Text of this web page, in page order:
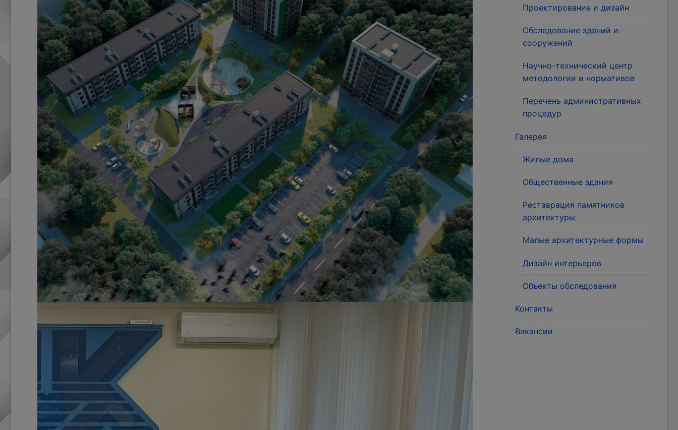
Проектирование и дизайн
Обследование зданий и
сооружений
Научно-технический центр
методологии и нормативов
Перечень административных
процедур
Галерея
Жилые дома
Общественные здания
Реставрация памятников
архитектуры
Малые архитектурные формы
Дизайн интерьеров
Объекты обследования
Контакты
Вакансии